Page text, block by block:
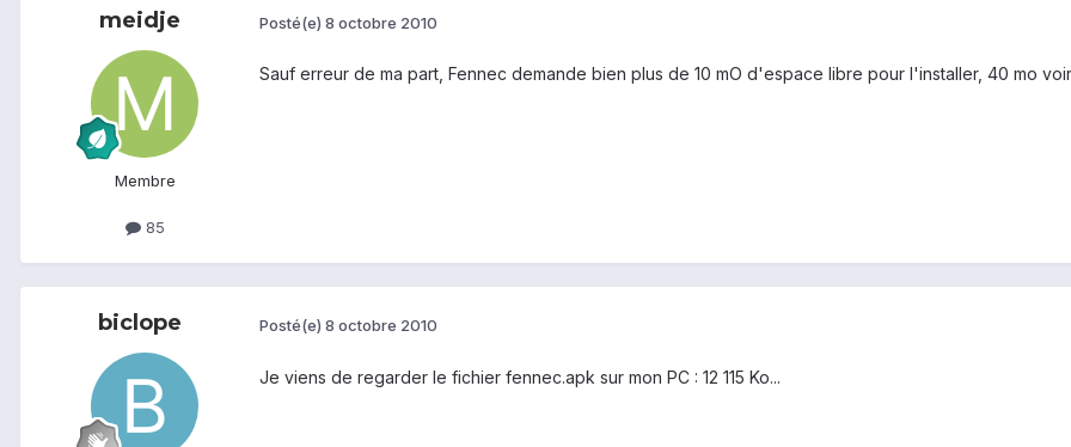
meidje
Membre
85
Posté(e) 8 octobre 2010
Sauf erreur de ma part, Fennec demande bien plus de 10 mO d'espace libre pour l'installer, 40 mo
biclope Posté(e) 8 octobre 2010
Je viens de regarder le fichier fennec.apk sur mon PC : 12 115 Ko...